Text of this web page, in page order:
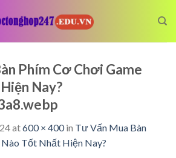
Phím Cơ Chơi Game
Nay?
at600 × 400in Tư Vấn Mua Bàn
Tốt Nhất Hiện Nay?